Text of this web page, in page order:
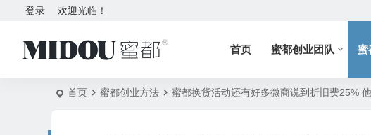
欢迎光临！
登录
首页 蜜都创业团队 蜜
首页 蜜都创业方法 蜜都换货活动还有好多微商说到折旧费25%